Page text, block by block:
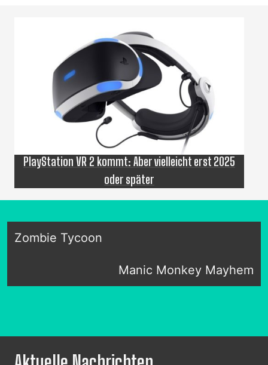
PlayStation VR 2 kommt: Aber vielleicht erst 2025
oder später
Zombie Tycoon
Manic Monkey Mayhem